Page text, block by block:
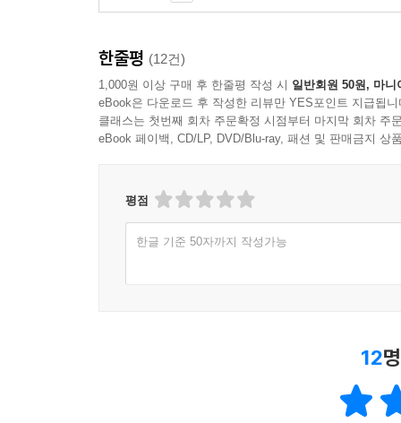
한줄평 (12건)
1,000원 이상 구매 후 한줄평 작성 시 일반회원 50원, 마니
eBook은 다운로드 후 작성한 리뷰만 YES포인트 지급됩니
클래스는 첫번째 회차 주문확정 시점부터 마지막 회차 주
eBook 페이백, CD/LP, DVD/Blu-ray, 패션 및 판매금지 상
평점
한글 기준 50자까지 작성가능
12